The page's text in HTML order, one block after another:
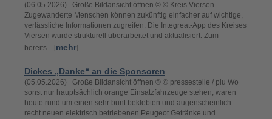
(06.05.2026) Große Bildansicht öffnen © © Kreis Viersen
Zugewanderte Menschen können zukünftig einfacher auf wichtige,
verlässliche Informationen zugreifen. Die Integreat-App des Kreises
Viersen wurde strukturell überarbeitet und aktualisiert. Zum
bereits... [mehr]
Dickes „Danke“ an die Sponsoren
(05.05.2026) Große Bildansicht öffnen © © pressestelle / plu Wo
sonst nur hauptsächlich orange Einsatzfahrzeuge stehen, waren
heute rund um einen sehr bunt beklebten und augenscheinlich
recht neuen elektrisch betriebenen Peugeot Getränke und